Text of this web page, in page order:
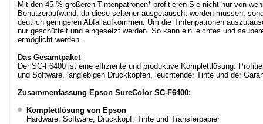
Mit den 45 % größeren Tintenpatronen* profitieren Sie nicht nur von
Benutzeraufwand, da diese seltener ausgetauscht werden müssen,
deutlich geringeren Abfallaufkommen. Um die Tintenpatronen
nur geschüttelt und eingesetzt werden. So kann ein leichtes und
ermöglicht werden.
Das Gesamtpaket
Der SC-F6400 ist eine effiziente und produktive Komplettlösung.
und Software, langlebigen Druckköpfen, leuchtender Tinte und der
Zusammenfassung Epson SureColor SC-F6400:
Komplettlösung von Epson
Hardware, Software, Druckkopf, Tinte und Transferpapier